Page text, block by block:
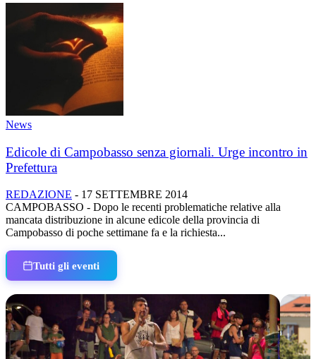
News
Edicole di Campobasso senza giornali. Urge incontro in
Prefettura
REDAZIONE - 17 SETTEMBRE 2014
CAMPOBASSO - Dopo le recenti problematiche relative alla
mancata distribuzione in alcune edicole della provincia di
Campobasso di poche settimane fa e la richiesta...
Tutti gli eventi